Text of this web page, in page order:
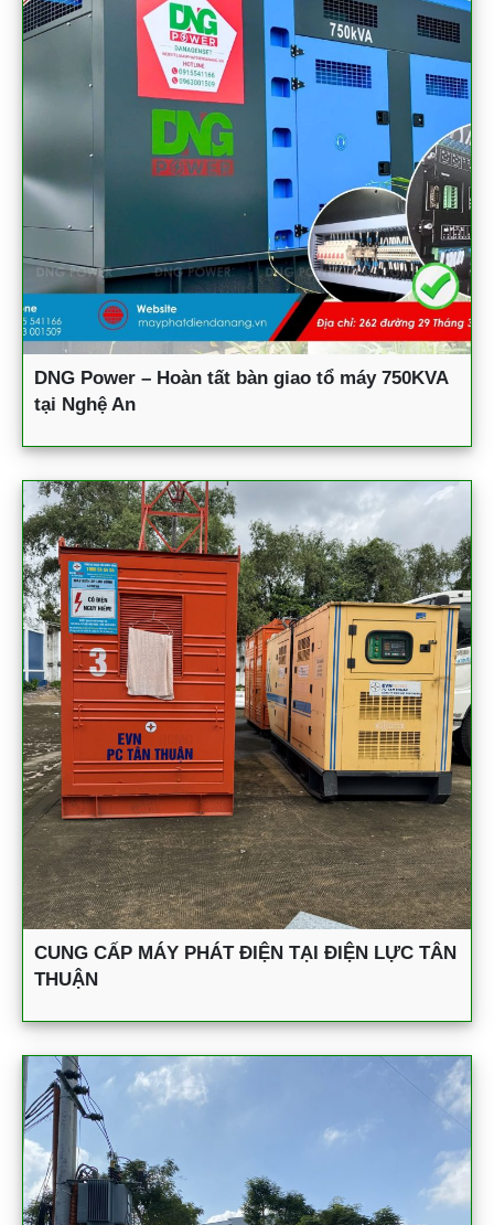
DNG Power – Hoàn tất bàn giao tổ máy 750KVA
tại Nghệ An
CUNG CẤP MÁY PHÁT ĐIỆN TẠI ĐIỆN LỰC TÂN
THUẬN